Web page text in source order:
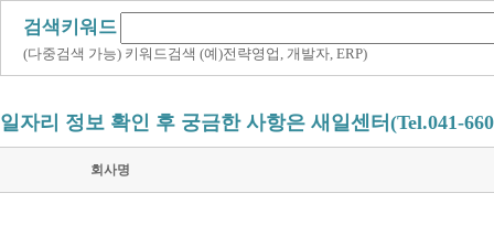
검색키워드
(다중검색 가능) 키워드검색 (예)전략영업, 개발자, ERP)
일자리 정보 확인 후 궁금한 사항은 새일센터(Tel.041-
회사명